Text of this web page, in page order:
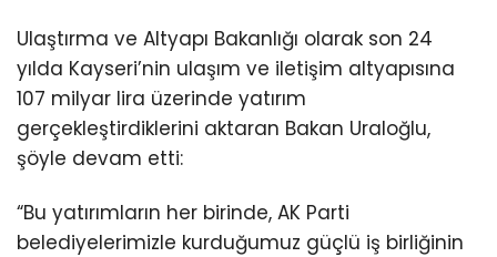
Ulaştırma ve Altyapı Bakanlığı olarak son 24
yılda Kayseri’nin ulaşım ve iletişim altyapısına
107 milyar lira üzerinde yatırım
gerçekleştirdiklerini aktaran Bakan Uraloğlu,
şöyle devam etti:
“Bu yatırımların her birinde, AK Parti
belediyelerimizle kurduğumuz güçlü iş birliğinin